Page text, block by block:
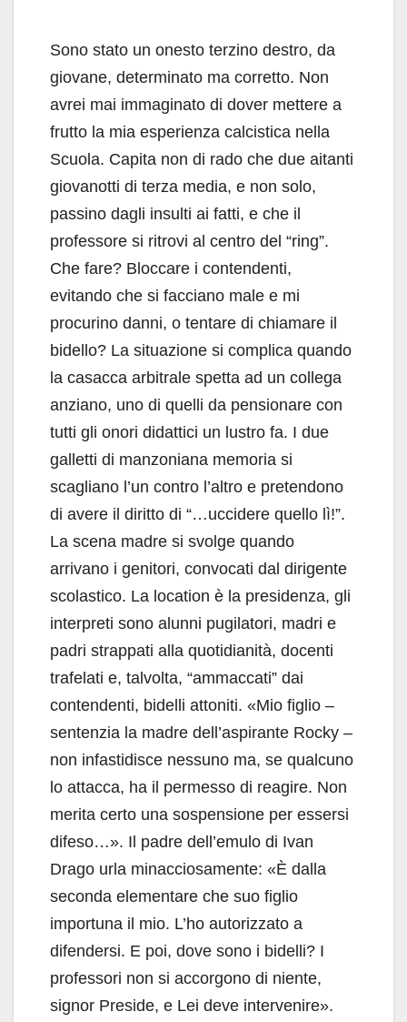
Sono stato un onesto terzino destro, da
giovane, determinato ma corretto. Non
avrei mai immaginato di dover mettere a
frutto la mia esperienza calcistica nella
Scuola. Capita non di rado che due aitanti
giovanotti di terza media, e non solo,
passino dagli insulti ai fatti, e che il
professore si ritrovi al centro del “ring”.
Che fare? Bloccare i contendenti,
evitando che si facciano male e mi
procurino danni, o tentare di chiamare il
bidello? La situazione si complica quando
la casacca arbitrale spetta ad un collega
anziano, uno di quelli da pensionare con
tutti gli onori didattici un lustro fa. I due
galletti di manzoniana memoria si
scagliano l’un contro l’altro e pretendono
di avere il diritto di “…uccidere quello lì!”.
La scena madre si svolge quando
arrivano i genitori, convocati dal dirigente
scolastico. La location è la presidenza, gli
interpreti sono alunni pugilatori, madri e
padri strappati alla quotidianità, docenti
trafelati e, talvolta, “ammaccati” dai
contendenti, bidelli attoniti. «Mio figlio –
sentenzia la madre dell’aspirante Rocky –
non infastidisce nessuno ma, se qualcuno
lo attacca, ha il permesso di reagire. Non
merita certo una sospensione per essersi
difeso…». Il padre dell’emulo di Ivan
Drago urla minacciosamente: «È dalla
seconda elementare che suo figlio
importuna il mio. L’ho autorizzato a
difendersi. E poi, dove sono i bidelli? I
professori non si accorgono di niente,
signor Preside, e Lei deve intervenire».